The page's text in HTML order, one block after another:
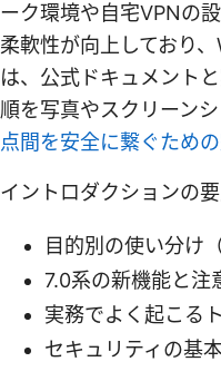
ーク環境や自宅VPNの
柔軟性が向上しており
は、公式ドキュメント
順を写真やスクリーン
点間を安全に繋ぐため
イントロダクションの
目的別の使い分け
7.0系の新機能と注
実務でよく起こる
セキュリティの基